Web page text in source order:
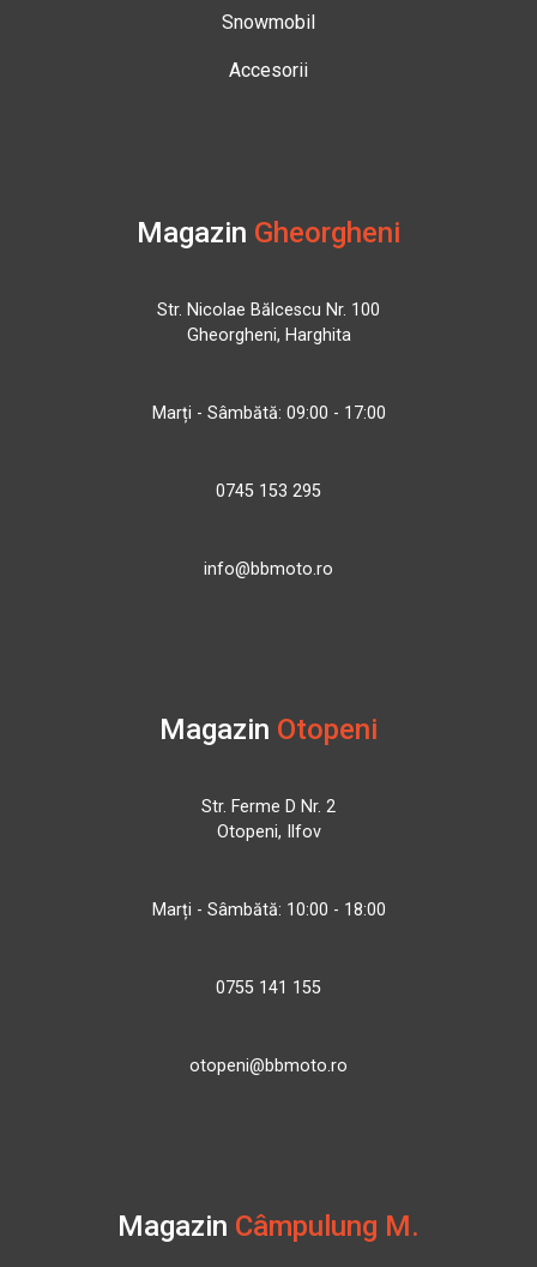
Snowmobil
Accesorii
Magazin Gheorgheni
Str. Nicolae Bălcescu Nr. 100
Gheorgheni, Harghita
Marți - Sâmbătă: 09:00 - 17:00
0745 153 295
info@bbmoto.ro
Magazin Otopeni
Str. Ferme D Nr. 2
Otopeni, Ilfov
Marți - Sâmbătă: 10:00 - 18:00
0755 141 155
otopeni@bbmoto.ro
Magazin Câmpulung M.